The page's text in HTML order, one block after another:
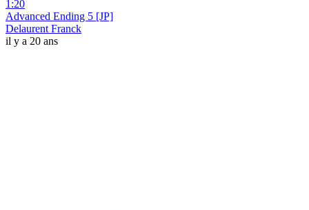
1:20
Advanced Ending 5 [JP]
Delaurent Franck
il y a 20 ans